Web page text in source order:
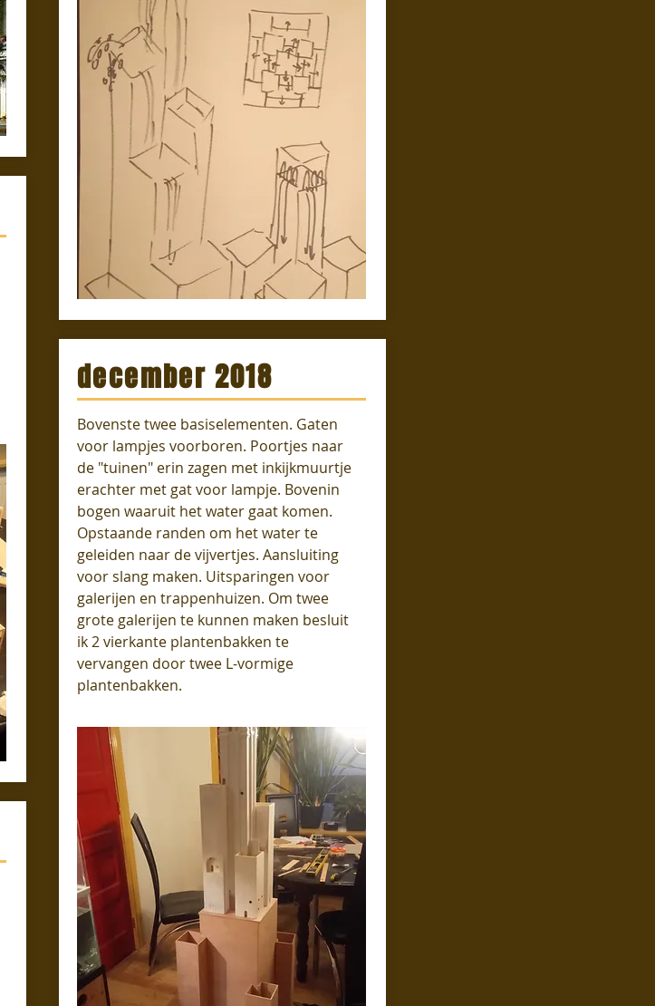
december 2018
Bovenste twee basiselementen. Gaten
voor lampjes voorboren. Poortjes naar
de "tuinen" erin zagen met inkijkmuurtje
erachter met gat voor lampje. Bovenin
bogen waaruit het water gaat komen.
Opstaande randen om het water te
geleiden naar de vijvertjes. Aansluiting
voor slang maken. Uitsparingen voor
galerijen en trappenhuizen. Om twee
grote galerijen te kunnen maken besluit
ik 2 vierkante plantenbakken te
vervangen door twee L-vormige
plantenbakken.